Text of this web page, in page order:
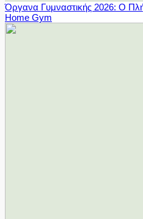
Όργανα Γυμναστικής 2026: Ο
Home Gym